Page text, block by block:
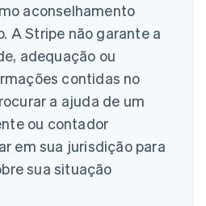
aconselhamento
A Stripe não garante a
adequação ou
contidas no
a ajuda de um
ou contador
em sua jurisdição para
sua situação